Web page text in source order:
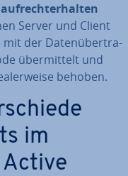
Server und Client
mit der Da­ten­über­tra­
über­mit­telt und
behoben.
im
Active